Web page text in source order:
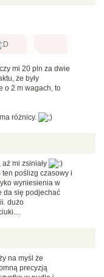
mi 20 pln za dwie
że były
o 2 m wagach, to
różnicy.
mi zsiniały
poślizg czasowy i
wyniesienia w
da się podjechać
dużo
na myśl że
precyzją